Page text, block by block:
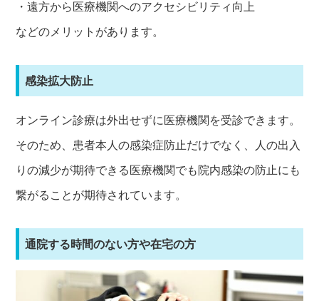
・遠方から医療機関へのアクセシビリティ向上
などのメリットがあります。
感染拡大防止
オンライン診療は外出せずに医療機関を受診できます。
そのため、患者本人の感染症防止だけでなく、人の出入
りの減少が期待できる医療機関でも院内感染の防止にも
繋がることが期待されています。
通院する時間のない方や在宅の方